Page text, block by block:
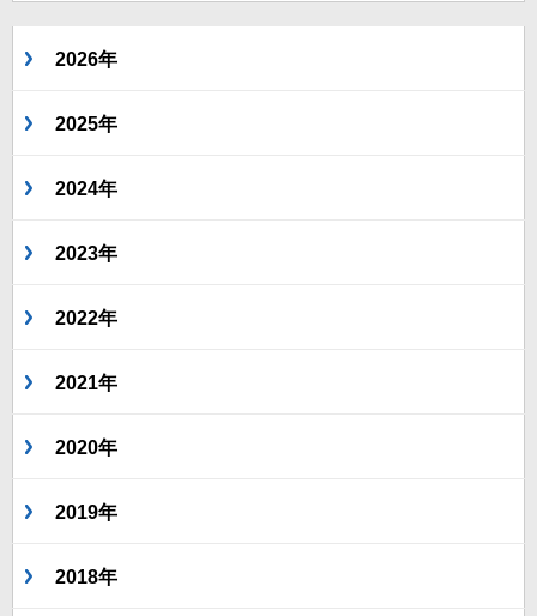
2026年
2025年
2024年
2023年
2022年
2021年
2020年
2019年
2018年